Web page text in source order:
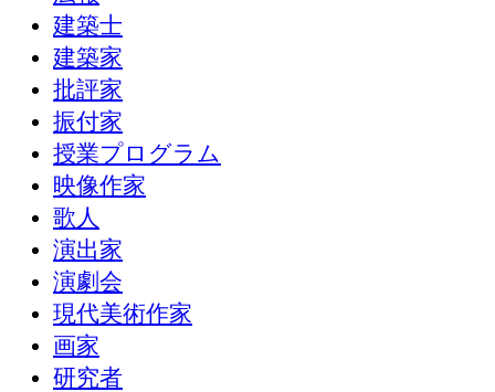
建築士
建築家
批評家
振付家
授業プログラム
映像作家
歌人
演出家
演劇会
現代美術作家
画家
研究者